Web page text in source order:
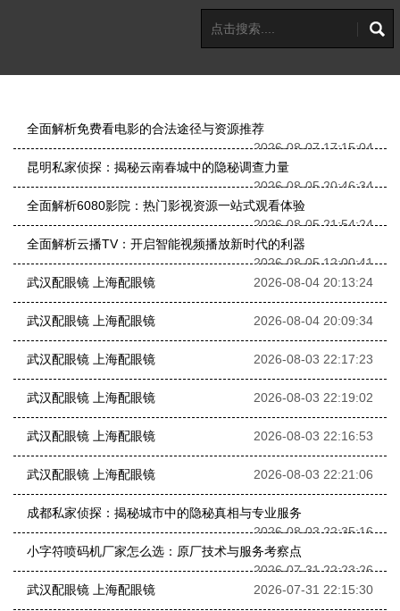
全面解析免费看电影的合法途径与资源推荐
2026-08-07 17:15:04
昆明私家侦探：揭秘云南春城中的隐秘调查力量
2026-08-05 20:46:34
全面解析6080影院：热门影视资源一站式观看体验
2026-08-05 21:54:24
全面解析云播TV：开启智能视频播放新时代的利器
2026-08-05 12:00:41
武汉配眼镜 上海配眼镜
2026-08-04 20:13:24
武汉配眼镜 上海配眼镜 2026-08-04 20:09:34
武汉配眼镜 上海配眼镜 2026-08-03 22:17:23
武汉配眼镜 上海配眼镜 2026-08-03 22:19:02
武汉配眼镜 上海配眼镜 2026-08-03 22:16:53
武汉配眼镜 上海配眼镜 2026-08-03 22:21:06
成都私家侦探：揭秘城市中的隐秘真相与专业服务
2026-08-03 22:35:16
小字符喷码机厂家怎么选：原厂技术与服务考察点
2026-07-31 22:23:26
武汉配眼镜 上海配眼镜
2026-07-31 22:15:30